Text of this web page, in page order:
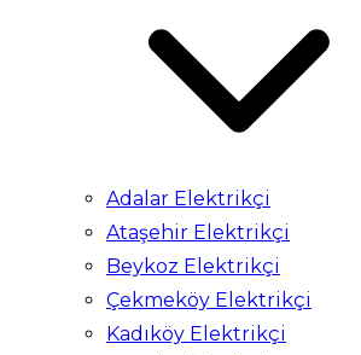
Adalar Elektrikçi
Ataşehir Elektrikçi
Beykoz Elektrikçi
Çekmeköy Elektrikçi
Kadıköy Elektrikçi